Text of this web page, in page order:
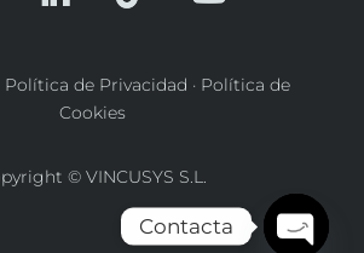
Política de Privacidad · Política de
Cookies
© VINCUSYS S.L.
Contacta